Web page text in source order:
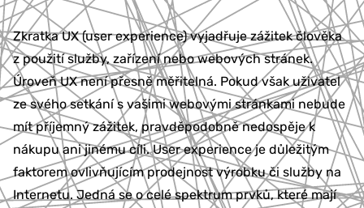
KONTAKTY
777 353 464
Zkratka UX (user experience) vyjadřuje zážitek člověka
z použití služby, zařízení nebo webových stránek.
Úroveň UX není přesně měřitelná. Pokud však uživatel
ze svého setkání s vašimi webovými stránkami nebude
mít příjemný zážitek, pravděpodobně nedospěje k
nákupu ani jinému cíli. User experience je důležitým
faktorem ovlivňujícím prodejnost výrobku či služby na
Internetu. Jedná se o celé spektrum prvků, které mají